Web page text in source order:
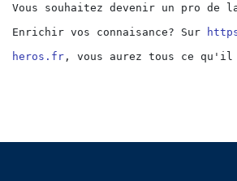
Vous souhaitez devenir un pro de
Enrichir vos connaisance? Sur
heros.fr , vous aurez tous ce qu'il